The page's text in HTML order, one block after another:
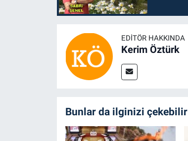
EDITÖR HAKKINDA
Kerim Öztürk
Bunlar da ilginizi çekebilir